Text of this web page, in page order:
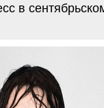
в